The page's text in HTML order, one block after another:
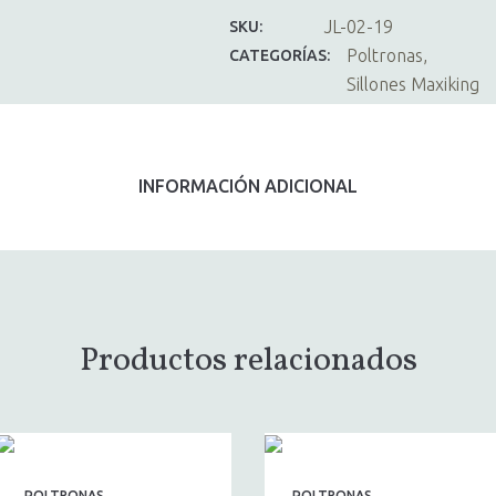
SKU: JL-02-19
CATEGORÍAS:
Poltronas
Sillones Maxiking
INFORMACIÓN ADICIONAL
Productos relacionados